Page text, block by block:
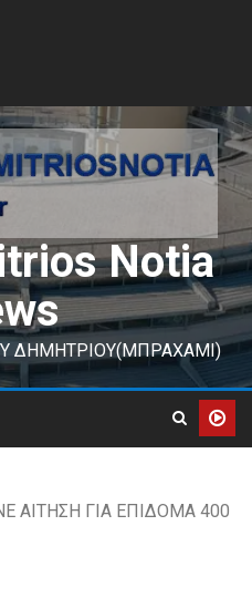
Notia
ΔΗΜΗΤΡΙΟΥ(ΜΠΡΑΧΑΜΙ)
ΑΙΤΗΣΗ ΓΙΑ ΕΠΙΔΟΜΑ 400